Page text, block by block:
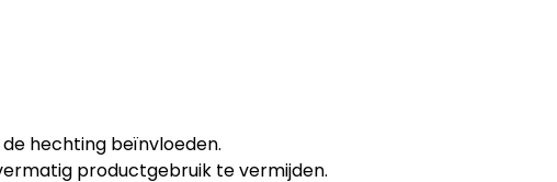
hechting beïnvloeden.
productgebruik te vermijden.